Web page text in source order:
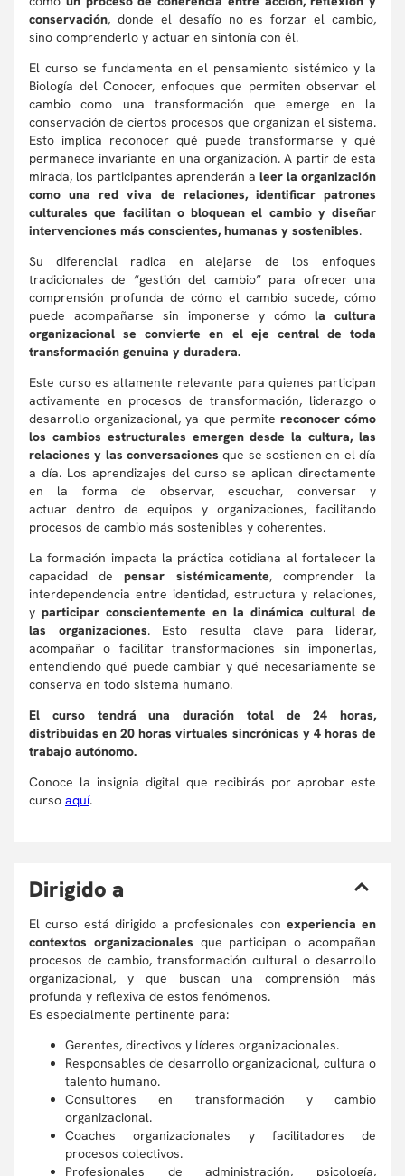
conservación, donde el desafío no es forzar el cambio,
sino comprenderlo y actuar en sintonía con él.
El curso se fundamenta en el pensamiento sistémico y la
Biología del Conocer, enfoques que permiten observar el
cambio como una transformación que emerge en la
conservación de ciertos procesos que organizan el sistema.
Esto implica reconocer qué puede transformarse y qué
permanece invariante en una organización. A partir de esta
mirada, los participantes aprenderán a leer la organización
como una red viva de relaciones, identificar patrones
culturales que facilitan o bloquean el cambio y diseñar
intervenciones más conscientes, humanas y sostenibles.
Su diferencial radica en alejarse de los enfoques
tradicionales de “gestión del cambio” para ofrecer una
comprensión profunda de cómo el cambio sucede, cómo
puede acompañarse sin imponerse y cómo la cultura
organizacional se convierte en el eje central de toda
transformación genuina y duradera.
Este curso es altamente relevante para quienes participan
activamente en procesos de transformación, liderazgo o
desarrollo organizacional, ya que permite reconocer cómo
los cambios estructurales emergen desde la cultura, las
relaciones y las conversaciones que se sostienen en el día
a día. Los aprendizajes del curso se aplican directamente
en la forma de observar, escuchar, conversar y
actuar dentro de equipos y organizaciones, facilitando
procesos de cambio más sostenibles y coherentes.
La formación impacta la práctica cotidiana al fortalecer la
capacidad de pensar sistémicamente, comprender la
interdependencia entre identidad, estructura y relaciones,
y participar conscientemente en la dinámica cultural de
las organizaciones. Esto resulta clave para liderar,
acompañar o facilitar transformaciones sin imponerlas,
entendiendo qué puede cambiar y qué necesariamente se
conserva en todo sistema humano.
El curso tendrá una duración total de 24 horas,
distribuidas en 20 horas virtuales sincrónicas y 4 horas de
trabajo autónomo.
Conoce la insignia digital que recibirás por aprobar este
curso aquí.
Dirigido a
El curso está dirigido a profesionales con experiencia en
contextos organizacionales que participan o acompañan
procesos de cambio, transformación cultural o desarrollo
organizacional, y que buscan una comprensión más
profunda y reflexiva de estos fenómenos.
Es especialmente pertinente para:
Gerentes, directivos y líderes organizacionales.
Responsables de desarrollo organizacional, cultura o
talento humano.
Consultores en transformación y cambio
organizacional.
Coaches organizacionales y facilitadores de
procesos colectivos.
Profesionales de administración, psicología,